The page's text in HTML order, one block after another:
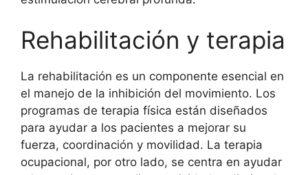
Rehabilitación y terapia
La rehabilitación es un componente esencial en
el manejo de la inhibición del movimiento. Los
programas de terapia física están diseñados
para ayudar a los pacientes a mejorar su
fuerza, coordinación y movilidad. La terapia
ocupacional, por otro lado, se centra en ayudar